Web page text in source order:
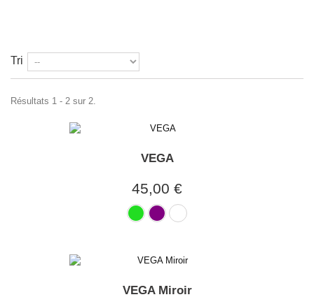
Tri
Résultats 1 - 2 sur 2.
VEGA
45,00 €
VEGA Miroir